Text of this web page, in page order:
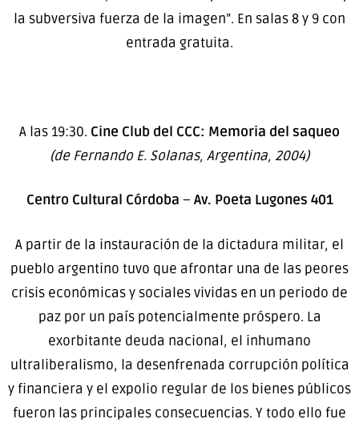
la subversiva fuerza de la imagen”. En salas 8 y 9 con
entrada gratuita.
A las 19:30. Cine Club del CCC: Memoria del saqueo
(de Fernando E. Solanas, Argentina, 2004)
Centro Cultural Córdoba – Av. Poeta Lugones 401
A partir de la instauración de la dictadura militar, el
pueblo argentino tuvo que afrontar una de las peores
crisis económicas y sociales vividas en un periodo de
paz por un país potencialmente próspero. La
exorbitante deuda nacional, el inhumano
ultraliberalismo, la desenfrenada corrupción política
y financiera y el expolio regular de los bienes públicos
fueron las principales consecuencias. Y todo ello fue